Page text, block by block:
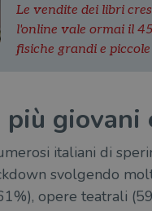
Le vendite dei libri
l'online vale ormai il
fisiche grandi e piccole
giovani
italiani di
svolgendo
opere teatrali